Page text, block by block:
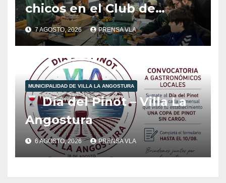
chicos en el Club de
Robótica de FabLab
Angostura.
7 AGOSTO, 2026 PRENSA VLA
MUNICIPALIDAD DE VILLA LA ANGOSTURA
Día del Pinot – Villa La
Angostura
6 AGOSTO, 2026 PRENSA VLA